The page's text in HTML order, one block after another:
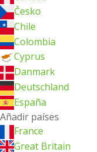
Česko
Chile
Colombia
Cyprus
Danmark
Deutschland
España
Añadir países
France
Great Britain